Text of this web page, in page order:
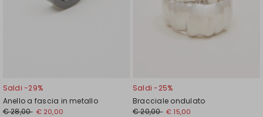
Saldi -29%
Anello a fascia in metallo
€ 28,00 € 20,00
Saldi -25%
Bracciale ondulato
€ 20,00 € 15,00